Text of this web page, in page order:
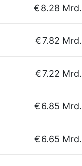
€8.28 Mrd.
€7.82 Mrd.
€7.22 Mrd.
€6.85 Mrd.
€6.65 Mrd.